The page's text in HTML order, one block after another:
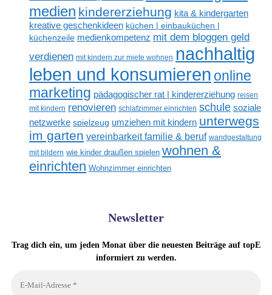
medien kindererziehung kita & kindergarten
kreative geschenkideen küchen | einbauküchen |
küchenzeile medienkompetenz mit dem bloggen geld
verdienen mit kindern zur miete wohnen nachhaltig
leben und konsumieren online
marketing pädagogischer rat | kindererziehung reisen
mit kindern renovieren schlafzimmer einrichten schule soziale
netzwerke spielzeug umziehen mit kindern unterwegs
im garten vereinbarkeit familie & beruf wandgestaltung
mit bildern wie kinder draußen spielen wohnen &
einrichten Wohnzimmer einrichten
Newsletter
Trag dich ein, um jeden Monat über die neuesten Beiträge auf topE
informiert zu werden.